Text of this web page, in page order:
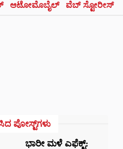
ಆಟೋಮೊಬೈಲ್ ವೆಬ್ ಸ್ಟೋರೀಸ್
ಪೋಸ್ಟ್‌ಗಳು
ಭಾರೀ ಮಳೆ ಎಫೆಕ್ಟ್‌: